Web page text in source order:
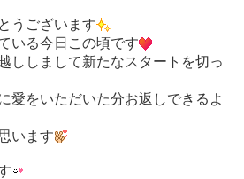
うございます
いる今日この頃です
ししまして新たなスタートを切っ
愛をいただいた分お返しできるよ
います